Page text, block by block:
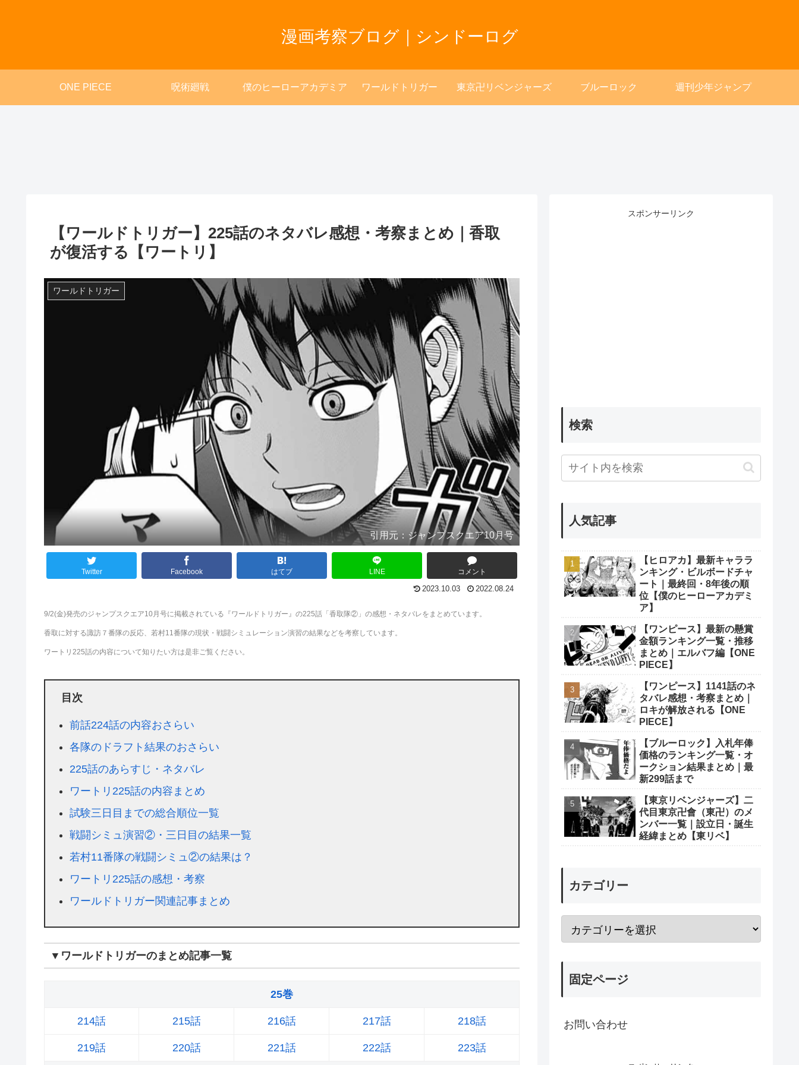
漫画考察ブログ｜シンドーログ
ONE PIECE 呪術廻戦 僕のヒーローアカデミア ワールドトリガー 東京卍リベンジャーズ ブルーロック 週刊少年ジャンプ
【ワールドトリガー】225話のネタバレ感想・考察まとめ｜香取
が復活する【ワートリ】
ワールドトリガー
引用元：ジャンプスクエア10月号
Twitter Facebook はてブ LINE コメント
2023.10.03 2022.08.24
9/2(金)発売のジャンプスクエア10月号に掲載されている『ワールドトリガー』の225話「香取隊②」の感想・ネタバレをまとめています。
香取に対する諏訪７番隊の反応、若村11番隊の現状・戦闘シミュレーション演習の結果などを考察しています。
ワートリ225話の内容について知りたい方は是非ご覧ください。
目次
前話224話の内容おさらい
各隊のドラフト結果のおさらい
225話のあらすじ・ネタバレ
ワートリ225話の内容まとめ
試験三日目までの総合順位一覧
戦闘シミュ演習②・三日目の結果一覧
若村11番隊の戦闘シミュ②の結果は？
ワートリ225話の感想・考察
ワールドトリガー関連記事まとめ
▼ワールドトリガーのまとめ記事一覧
25巻
214話 215話 216話 217話 218話
219話 220話 221話 222話 223話
スポンサーリンク
検索
人気記事
【ヒロアカ】最新キャララ
ンキング・ビルボードチャ
ート｜最終回・8年後の順
位【僕のヒーローアカデミ
ア】
【ワンピース】最新の懸賞
金額ランキング一覧・推移
まとめ｜エルバフ編【ONE
PIECE】
【ワンピース】1141話のネ
タバレ感想・考察まとめ｜
ロキが解放される【ONE
PIECE】
【ブルーロック】入札年俸
価格のランキング一覧・オ
ークション結果まとめ｜最
新299話まで
【東京リベンジャーズ】二
代目東京卍會（東卍）のメ
ンバー一覧｜設立日・誕生
経緯まとめ【東リベ】
カテゴリー
固定ページ
お問い合わせ